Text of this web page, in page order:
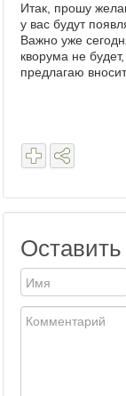
Итак, прошу
у вас будут
Важно уже
кворума не
предлагаю